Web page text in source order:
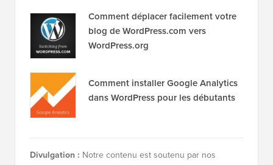
Comment déplacer facilement votre
blog de WordPress.com vers
WordPress.org
Comment installer Google Analytics
dans WordPress pour les débutants
Divulgation : Notre contenu est soutenu par nos